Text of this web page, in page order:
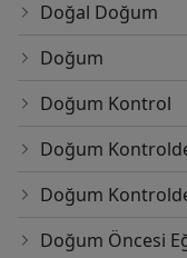
Doğal Doğum
Doğum
Doğum Kontrol
Doğum
Doğum
Doğum Öncesi